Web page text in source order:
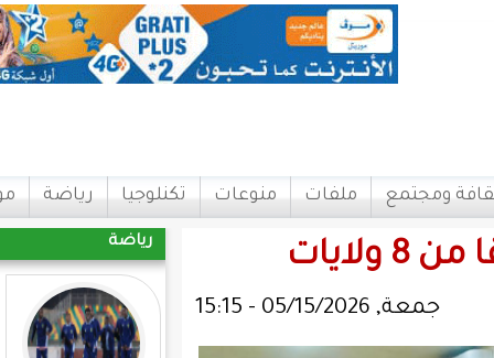
منوعات تكنلوجيا رياضة مواقع اتصل بنا
رياضة